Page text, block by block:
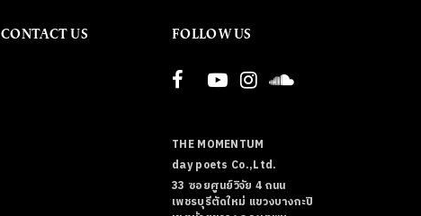
CONTACT US FOLLOW US
THE MOMENTUM
day poets Co.,Ltd.
33 ซอยศูนย์วิจัย 4 ถนน
เพชรบุรีตัดใหม่ แขวงบางกะปิ